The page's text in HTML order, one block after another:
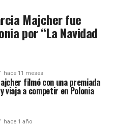
Majcher fue
por “La Navidad
hace 11 meses
filmó con una premiada
viaja a competir en Polonia
hace 1 año